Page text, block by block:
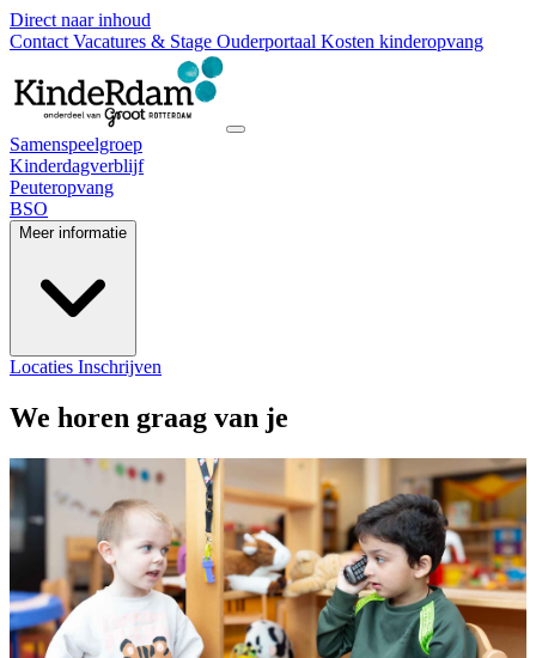
Direct naar inhoud
Contact Vacatures & Stage Ouderportaal Kosten kinderopvang
Samenspeelgroep
Kinderdagverblijf
Peuteropvang
BSO
Meer informatie
Locaties Inschrijven
We horen graag van je